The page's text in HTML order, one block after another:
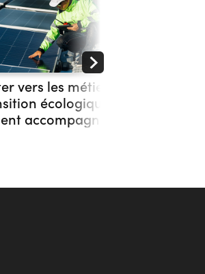
vers les métiers de
écologique :
accompagner au